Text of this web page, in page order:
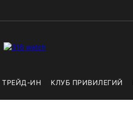
ТРЕЙД-ИН КЛУБ ПРИВИЛЕГИЙ